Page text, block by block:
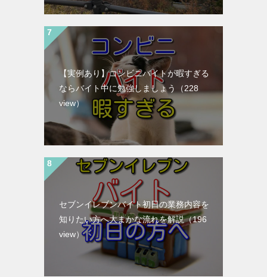
【実例あり】コンビニバイトが暇すぎる
ならバイト中に勉強しましょう
（228
view）
セブンイレブンバイト初日の業務内容を
知りたい方へ大まかな流れを解説（196
view）